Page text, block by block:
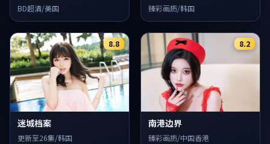
BD超清/美国 臻彩画质/韩国
8.8
迷城档案
更新至26集/韩国
8.2
南港边界
臻彩画质/中国香港